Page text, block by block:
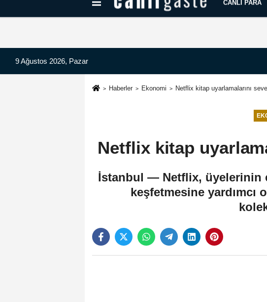
Kayseri Haberleri Can Radyo Dinle
CANLI PARA
9 Ağustos 2026, Pazar
Haberler Ekonomi Netflix kitap uyarlamalarını
Netflix kitap
İstanbul — Netflix, üyelerinin
keşfetmesine yardımcı